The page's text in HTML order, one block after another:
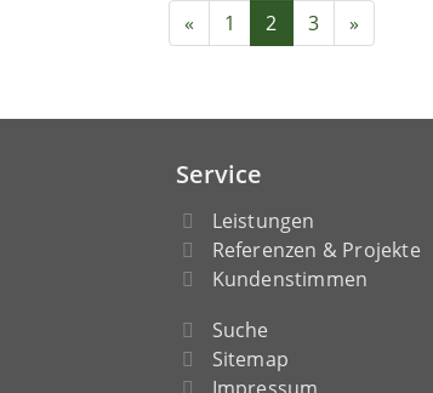
« 1 2 3 »
Service
Leistungen
Referenzen & Projekte
Kundenstimmen
Suche
Sitemap